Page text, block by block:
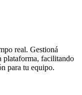
real. Gestioná
plataforma, facilitando
para tu equipo.